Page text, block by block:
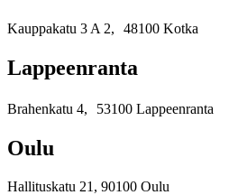
Kauppakatu 3 A 2, 48100 Kotka
Lappeenranta
Brahenkatu 4, 53100 Lappeenranta
Oulu
Hallituskatu 21, 90100 Oulu